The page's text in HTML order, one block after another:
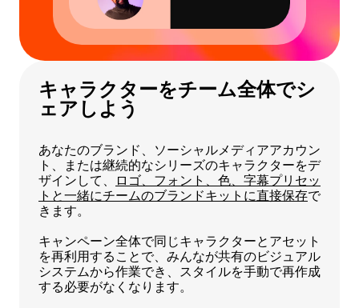
キャラクターをチーム全体でシ
ェアしよう
あなたのブランド、ソーシャルメディアアカウン
ト、または継続的なシリーズのキャラクターをデ
ザインして、
ロゴ、フォント、色、字幕プリセッ
トと一緒にチームのブランドキットに直接保存で
きます。
キャンペーン全体で同じキャラクターとアセット
を再利用することで、みんなが共有のビジュアル
システムから作業でき、スタイルを手動で再作成
する必要がなくなります。